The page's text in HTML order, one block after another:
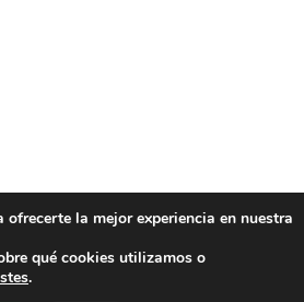
la mejor experiencia en nuestra
qué cookies utilizamos o
.